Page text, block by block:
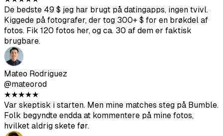
Mateo Rodriguez
@mateorod
★ ★★ ★★
Var skeptisk i starten. Men mine matches steg på Bumble.
Folk begyndte endda at kommentere på mine fotos,
hvilket aldrig skete før.
Tom Chen
@tomchen
★ ★ ★
★
Fotos ser overraskende naturlige ud. Mine venner troede,
jeg bare havde hyret nogen til en afslappet fotografering.